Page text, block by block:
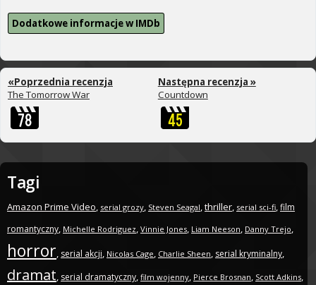
Dodatkowe informacje w IMDb
«Poprzednia recenzja
The Tomorrow War
Następna recenzja »
Countdown
Tagi
Amazon Prime Video, serial grozy, Steven Seagal,thriller, serial sci-fi,film
romantyczny, Michelle Rodriguez, Vinnie Jones, Liam Neeson, Danny Trejo,
horror, serial akcji, Nicolas Cage, Charlie Sheen, serial kryminalny,
dramat, serial dramatyczny, film wojenny, Pierce Brosnan, Scott Adkins,